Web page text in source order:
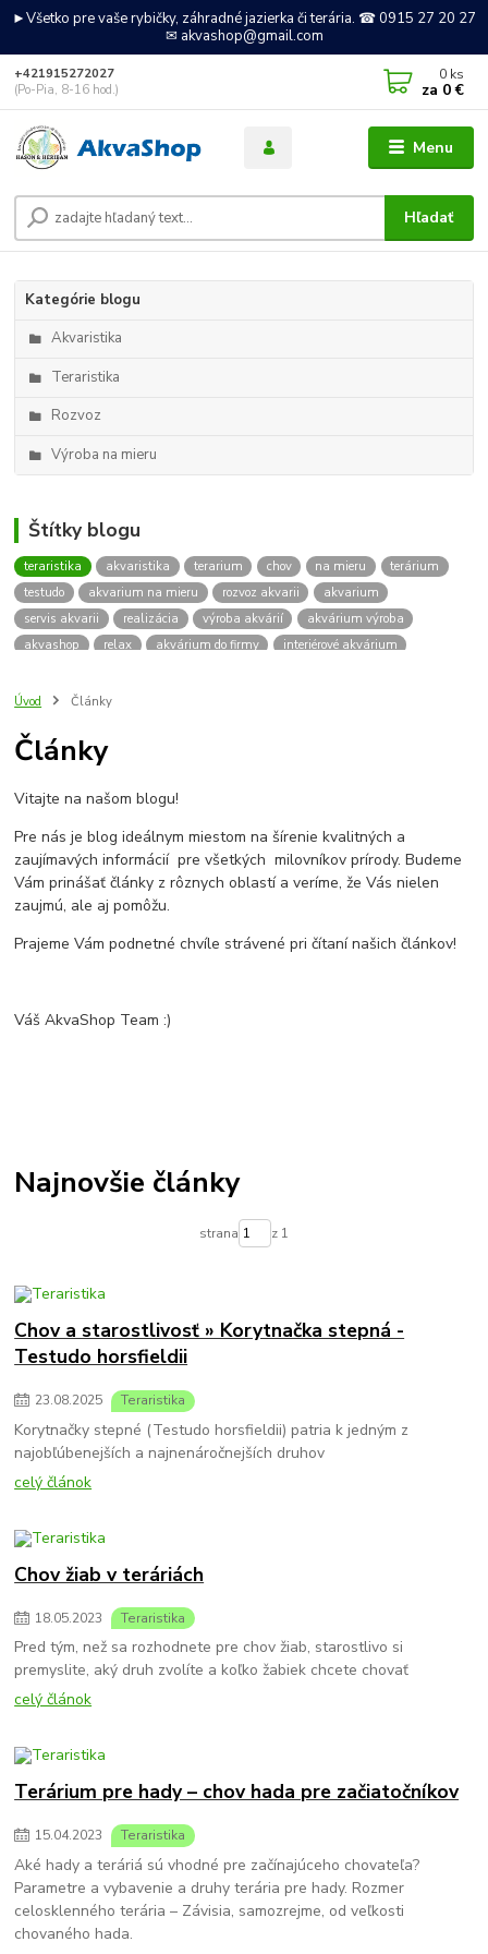
►Všetko pre vaše rybičky, záhradné jazierka či terária. ☎ 0915 27 20 27
✉ akvashop@gmail.com
Menu
Hľadať
+421915272027
(Po-Pia, 8-16 hod.)
0 ks
za 0 €
Kategórie blogu
Akvaristika
Teraristika
Rozvoz
Výroba na mieru
Štítky blogu
teraristika akvaristika terarium chov na mieru
terárium
testudo
akvarium na mieru rozvoz akvarii
akvarium
servis akvarii
realizácia výroba akvárií
akvárium výroba
akvashop
relax akvárium do firmy
interiérové akvárium
insektárium
skrinka
podstavec
Testudo horsfieldii
Korytnačka stepná
zriaďovanie terária
terárium pre suchozemskú korytnačku
želva
korytnačky
Bratislava
vyroba akvarii akvarium dovoz
rozvoz akvarií
záruka na akvárium
Úvod Články
Články
Vitajte na našom blogu!
Pre nás je blog ideálnym miestom na šírenie kvalitných a
zaujímavých informácií pre všetkých milovníkov prírody. Budeme
Vám prinášať články z rôznych oblastí a veríme, že Vás nielen
zaujmú, ale aj pomôžu.
Prajeme Vám podnetné chvíle strávené pri čítaní našich článkov!
Váš AkvaShop Team :)
Najnovšie články
strana z 1
Chov a starostlivosť » Korytnačka stepná -
Testudo horsfieldii
23.08.2025 Teraristika
Korytnačky stepné (Testudo horsfieldii) patria k jedným z
najobľúbenejších a najnenáročnejších druhov
celý článok
Chov žiab v teráriách
18.05.2023 Teraristika
Pred tým, než sa rozhodnete pre chov žiab, starostlivo si
premyslite, aký druh zvolíte a koľko žabiek chcete chovať
celý článok
Terárium pre hady – chov hada pre začiatočníkov
15.04.2023 Teraristika
Aké hady a teráriá sú vhodné pre začínajúceho chovateľa?
Parametre a vybavenie a druhy terária pre hady. Rozmer
celosklenného terária – Závisia, samozrejme, od veľkosti
chovaného hada.